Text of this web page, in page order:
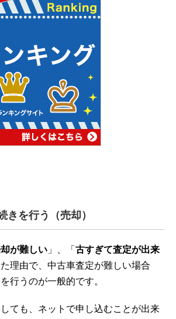
きを行う（売却）
が難しい 」、「 古すぎて査定が出来
理由で、中古車査定が難しい場合
行うのが一般的です。
ても、ネットで申し込むことが出来